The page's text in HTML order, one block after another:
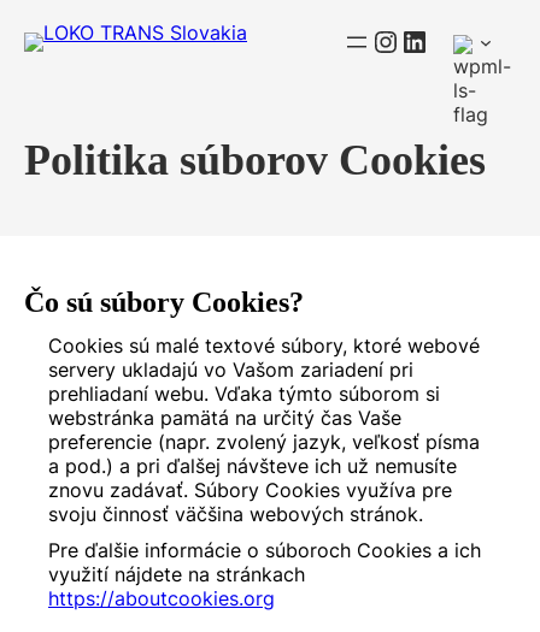
obsah
Instagram
LinkedIn
Politika súborov Cookies
Čo sú súbory Cookies?
Cookies sú malé textové súbory, ktoré webové
servery ukladajú vo Vašom zariadení pri
prehliadaní webu. Vďaka týmto súborom si
webstránka pamätá na určitý čas Vaše
preferencie (napr. zvolený jazyk, veľkosť písma
a pod.) a pri ďalšej návšteve ich už nemusíte
znovu zadávať. Súbory Cookies využíva pre
svoju činnosť väčšina webových stránok.
Pre ďalšie informácie o súboroch Cookies a ich
využití nájdete na stránkach
https://aboutcookies.org